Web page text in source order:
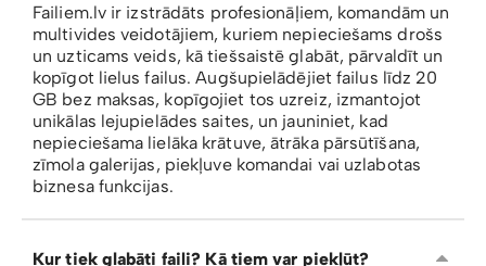
Failiem.lv ir izstrādāts profesionāļiem, komandām un
multivides veidotājiem, kuriem nepieciešams drošs
un uzticams veids, kā tiešsaistē glabāt, pārvaldīt un
kopīgot lielus failus. Augšupielādējiet failus līdz 20
GB bez maksas, kopīgojiet tos uzreiz, izmantojot
unikālas lejupielādes saites, un jauniniet, kad
nepieciešama lielāka krātuve, ātrāka pārsūtīšana,
zīmola galerijas, piekļuve komandai vai uzlabotas
biznesa funkcijas.
Kur tiek glabāti faili? Kā tiem var piekļūt?